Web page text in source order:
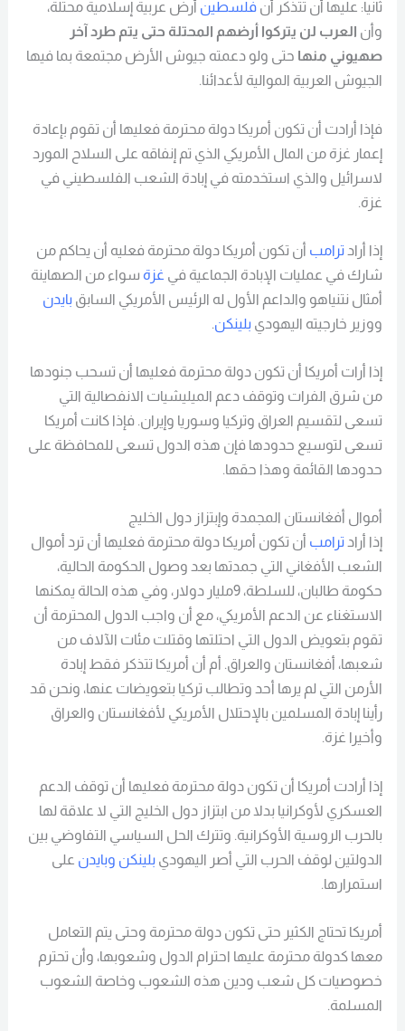
ثانيا: عليها أن تتذكر أن فلسطين أرض عربية إسلامية محتلة،
وأن العرب لن يتركوا أرضهم المحتلة حتى يتم طرد آخر
صهيوني منها حتى ولو دعمته جيوش الأرض مجتمعة بما فيها
الجيوش العربية الموالية لأعدائنا.
فإذا أرادت أن تكون أمريكا دولة محترمة فعليها أن تقوم بإعادة
إعمار غزة من المال الأمريكي الذي تم إنفاقه على السلاح المورد
لاسرائيل والذي استخدمته في إبادة الشعب الفلسطيني في
غزة.
إذا أرادترامبأن تكون أمريكا دولة محترمة فعليه أن يحاكم من
شارك في عمليات الإبادة الجماعية في غزة سواء من الصهاينة
أمثال نتنياهو والداعم الأول له الرئيس الأمريكي السابق بايدن
ووزير خارجيته اليهودي بلينكن.
إذا أرات أمريكا أن تكون دولة محترمة فعليها أن تسحب جنودها
من شرق الفرات وتوقف دعم الميليشيات الانفصالية التي
تسعى لتقسيم العراق وتركيا وسوريا وإيران. فإذا كانت أمريكا
تسعى لتوسيع حدودها فإن هذه الدول تسعى للمحافظة على
حدودها القائمة وهذا حقها.
أموال أفغانستان المجمدة وإبتزاز دول الخليج
إذا أراد ترامب أن تكون أمريكا دولة محترمة فعليها أن ترد أموال
الشعب الأفغاني التي جمدتها بعد وصول الحكومة الحالية،
حكومة طالبان، للسلطة، 9مليار دولار، وفي هذه الحالة يمكنها
الاستغناء عن الدعم الأمريكي، مع أن واجب الدول المحترمة أن
تقوم بتعويض الدول التي احتلتها وقتلت مئات الآلاف من
شعبها، أفغانستان والعراق. أم أن أمريكا تتذكر فقط إبادة
الأرمن التي لم يرها أحد وتطالب تركيا بتعويضات عنها، ونحن قد
رأينا إبادة المسلمين بالإحتلال الأمريكي لأفغانستان والعراق
وأخيرا غزة.
إذا أرادت أمريكا أن تكون دولة محترمة فعليها أن توقف الدعم
العسكري لأوكرانيا بدلا من ابتزاز دول الخليج التي لا علاقة لها
بالحرب الروسية الأوكرانية. وتترك الحل السياسي التفاوضي بين
الدولتين لوقف الحرب التي أصر اليهودي بلينكن وبايدنعلى
استمرارها.
أمريكا تحتاج الكثير حتى تكون دولة محترمة وحتى يتم التعامل
معها كدولة محترمة عليها احترام الدول وشعوبها، وأن تحترم
خصوصيات كل شعب ودين هذه الشعوب وخاصة الشعوب
المسلمة.